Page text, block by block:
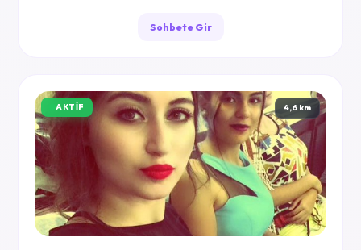
Sohbete Gir
AKTIF 4,6 km